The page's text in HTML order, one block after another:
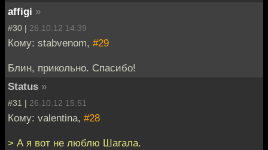
affigi »
#30 | 26.10.12 14:39
Кому: stabvenom, #29
Блин, прикольно. Спасибо!
Status »
#31 | 26.10.12 15:51
Кому: valentina, #28
> А я вот не люблю Шагала.